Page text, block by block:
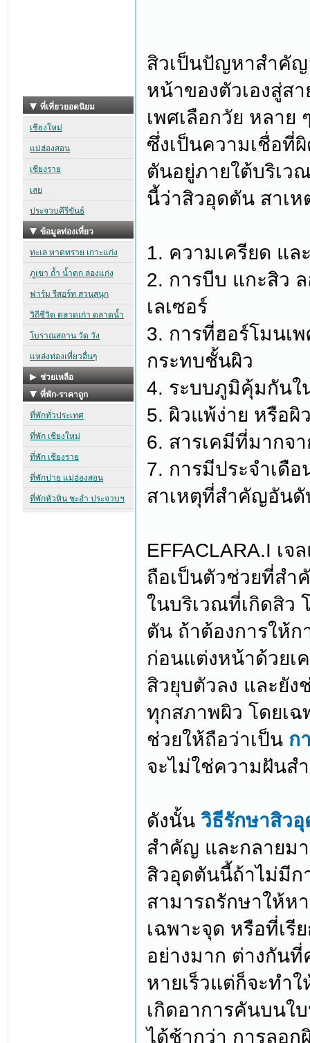
สิวเป็นปัญหาสำคั
หน้าของตัวเองสู่ส
เพศเลือกวัย หลาย
ซึ่งเป็นความเชื่อที่
ตันอยู่ภายใต้บริเว
นี้ว่าสิวอุดตัน สาเ
1. ความเครียด แ
2. การบีบ แกะสิว
เลเซอร์
3. การที่ฮอร์โมนเ
กระทบชั้นผิว
4. ระบบภูมิคุ้มกันใ
5. ผิวแพ้ง่าย หรือผิ
6. สารเคมีที่มากจ
7. การมีประจำเดื
สาเหตุที่สำคัญอันดั
EFFACLARA.I เ
ถือเป็นตัวช่วยที่สำ
ในบริเวณที่เกิดสิว
ตัน ถ้าต้องการให้
ก่อนแต่งหน้าด้วยเ
สิวยุบตัวลง และยัง
ทุกสภาพผิว โดยเฉ
ช่วยให้ถือว่าเป็น ก
จะไม่ใช่ความฝัน
ดังนั้นวิธีรักษาสิว
สำคัญ และกลายม
สิวอุดตันนี้ถ้าไม่มีก
สามารถรักษาให้ห
เฉพาะจุด หรือที่เ
อย่างมาก ต่างกัน
หายเร็วแต่ก็จะทำ
เกิดอาการคันบนใ
ได้ช้ากว่า การลอ